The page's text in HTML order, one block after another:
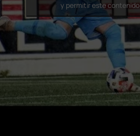
y permitir este contenido